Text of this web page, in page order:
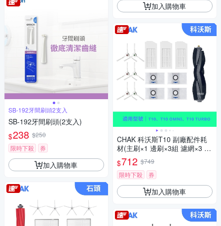
SB-192牙間刷頭2支入
SB-192牙間刷頭(2支入)
$238 $250
限時下殺
券
加入購物車
加入購物車
CHAK 科沃斯T10 副廠配件耗
材(主刷×1 邊刷×3組 濾網×3 集
塵袋x4)
$712 $749
限時下殺
券
加入購物車